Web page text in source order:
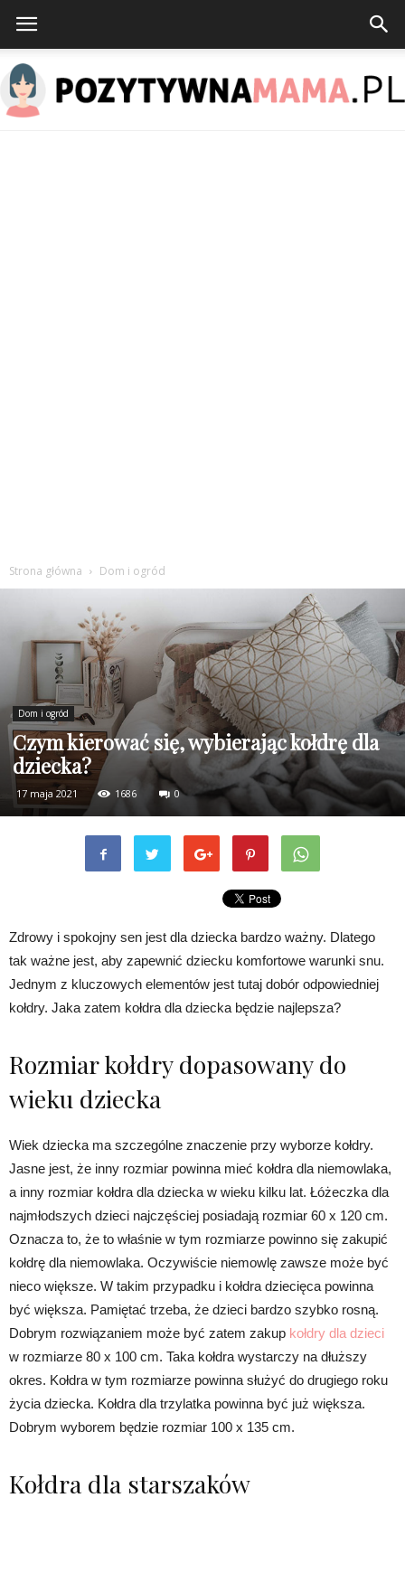
Strona główna Dom i ogród
Dom i ogród
Czym kierować się, wybierając kołdrę dla
dziecka?
17 maja 2021 1686 0
Zdrowy i spokojny sen jest dla dziecka bardzo ważny. Dlatego
tak ważne jest, aby zapewnić dziecku komfortowe warunki snu.
Jednym z kluczowych elementów jest tutaj dobór odpowiedniej
kołdry. Jaka zatem kołdra dla dziecka będzie najlepsza?
Rozmiar kołdry dopasowany do
wieku dziecka
Wiek dziecka ma szczególne znaczenie przy wyborze kołdry.
Jasne jest, że inny rozmiar powinna mieć kołdra dla niemowlaka,
a inny rozmiar kołdra dla dziecka w wieku kilku lat. Łóżeczka dla
najmłodszych dzieci najczęściej posiadają rozmiar 60 x 120 cm.
Oznacza to, że to właśnie w tym rozmiarze powinno się zakupić
kołdrę dla niemowlaka. Oczywiście niemowlę zawsze może być
nieco większe. W takim przypadku i kołdra dziecięca powinna
być większa. Pamiętać trzeba, że dzieci bardzo szybko rosną.
Dobrym rozwiązaniem może być zatem zakup kołdry dla dzieci
w rozmiarze 80 x 100 cm. Taka kołdra wystarczy na dłuższy
okres. Kołdra w tym rozmiarze powinna służyć do drugiego roku
życia dziecka. Kołdra dla trzylatka powinna być już większa.
Dobrym wyborem będzie rozmiar 100 x 135 cm.
Kołdra dla starszaków